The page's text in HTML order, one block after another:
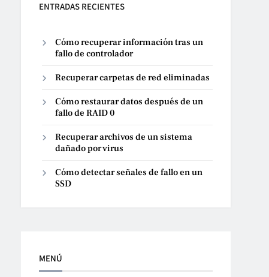
ENTRADAS RECIENTES
Cómo recuperar información tras un
fallo de controlador
Recuperar carpetas de red eliminadas
Cómo restaurar datos después de un
fallo de RAID 0
Recuperar archivos de un sistema
dañado por virus
Cómo detectar señales de fallo en un
SSD
MENÚ